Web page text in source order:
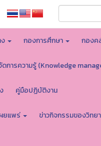
กองการศึกษา กองค
ดการความรู้ (Knowledge
คู่มือปฏิบัติงาน
ยแพร่ ข่าวกิจกรรมของวิทย